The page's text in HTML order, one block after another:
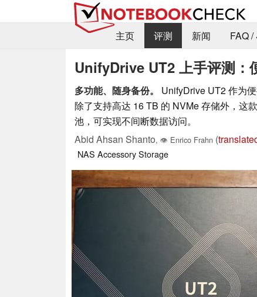
主页
评测 新闻 FAQ
UnifyDrive UT2 上手评测：
多功能、随身备份。
UnifyDrive UT2 作为
除了支持高达 16 TB 的 NVMe 存储外，这
池，可实现不间断数据访问。
Abid Ahsan Shanto, 👁 Enrico Frahn (
NAS AccessoryStorage